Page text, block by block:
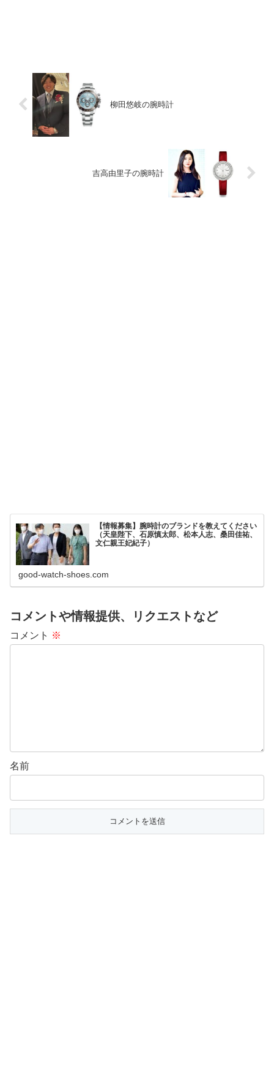
柳田悠岐の腕時計
吉高由里子の腕時計
【情報募集】腕時計のブランドを教えてください
（天皇陛下、石原慎太郎、松本人志、桑田佳祐、
文仁親王妃紀子）
good-watch-shoes.com
コメントや情報提供、リクエストなど
コメント ※
名前